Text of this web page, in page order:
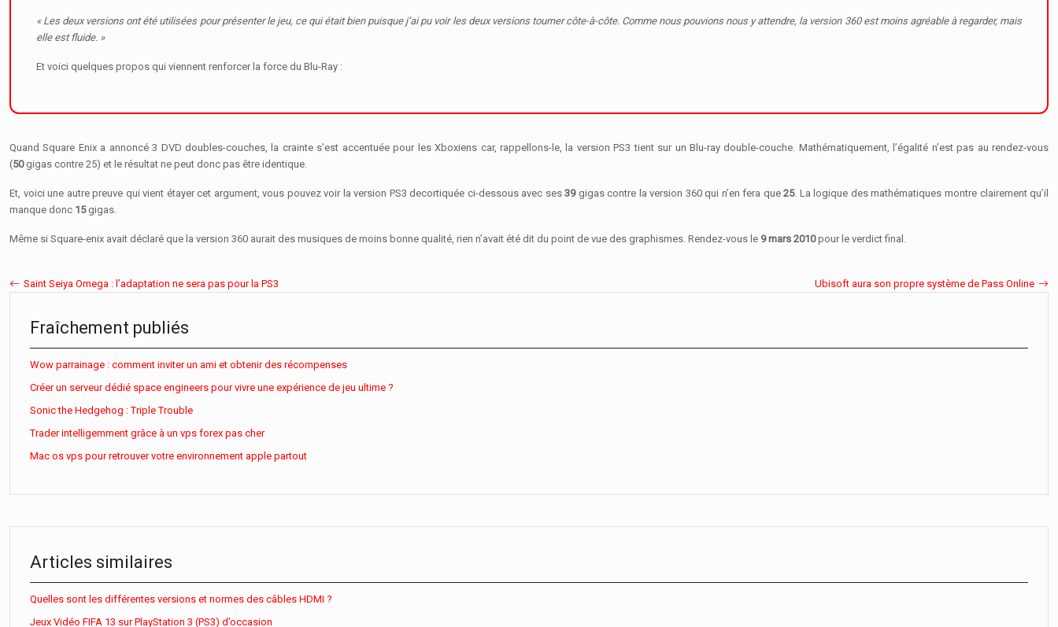
« Les deux versions ont été utilisées pour présenter le jeu, ce qui était bien puisque j’ai pu voir les deux versions tourner côte-à-côte. Comme nous pouvions nous y attendre, la version 360 est moins agréable à regarder, mais
elle est fluide. »
Et voici quelques propos qui viennent renforcer la force du Blu-Ray :
Quand Square Enix a annoncé 3 DVD doubles-couches, la crainte s’est accentuée pour les Xboxiens car, rappellons-le, la version PS3 tient sur un Blu-ray double-couche. Mathématiquement, l’égalité n’est pas au rendez-vous
(50 gigas contre 25) et le résultat ne peut donc pas être identique.
Et, voici une autre preuve qui vient étayer cet argument, vous pouvez voir la version PS3 decortiquée ci-dessous avec ses39gigas contre la version 360 qui n’en fera que25. La logique des mathématiques montre clairement qu’il
manque donc 15gigas.
Même si Square-enix avait déclaré que la version 360 aurait des musiques de moins bonne qualité, rien n’avait été dit du point de vue des graphismes. Rendez-vous le 9 mars 2010pour le verdict final.
Saint Seiya Omega : l’adaptation ne sera pas pour la PS3 Ubisoft aura son propre système de Pass Online
Fraîchement publiés
Wow parrainage : comment inviter un ami et obtenir des récompenses
Créer un serveur dédié space engineers pour vivre une expérience de jeu ultime ?
Sonic the Hedgehog : Triple Trouble
Trader intelligemment grâce à un vps forex pas cher
Mac os vps pour retrouver votre environnement apple partout
Articles similaires
Quelles sont les différentes versions et normes des câbles HDMI ?
Jeux Vidéo FIFA 13 sur PlayStation 3 (PS3) d’occasion